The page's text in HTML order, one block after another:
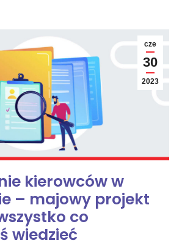
cze
30
2023
kierowców w
– majowy projekt
co
wiedzieć